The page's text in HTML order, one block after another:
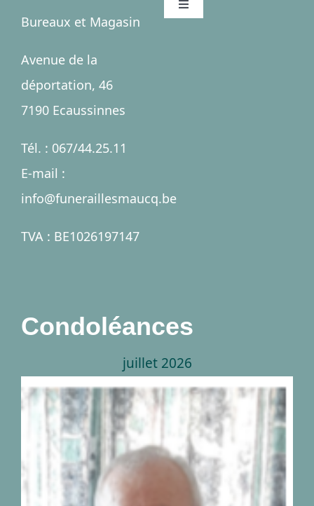
Bureaux et Magasin
Avenue de la
déportation, 46
7190 Ecaussinnes
Tél. : 067/44.25.11
E-mail :
info@funeraillesmaucq.be
TVA : BE1026197147
Toggle
Salles
Nécrologies
Condoléances
juillet 2026